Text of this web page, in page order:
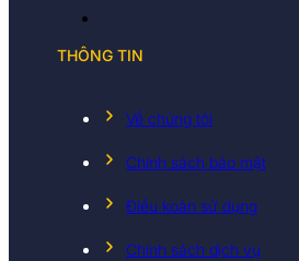
THÔNG TIN
Về chúng tôi
Chính sách bảo mật
Điều koản sử dụng
Chính sách dịch vụ